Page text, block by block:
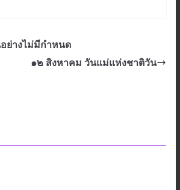
ย่างไม่มีกำหนด
๑๒ สิงหาคม วันแม่แห่งชาติวัน